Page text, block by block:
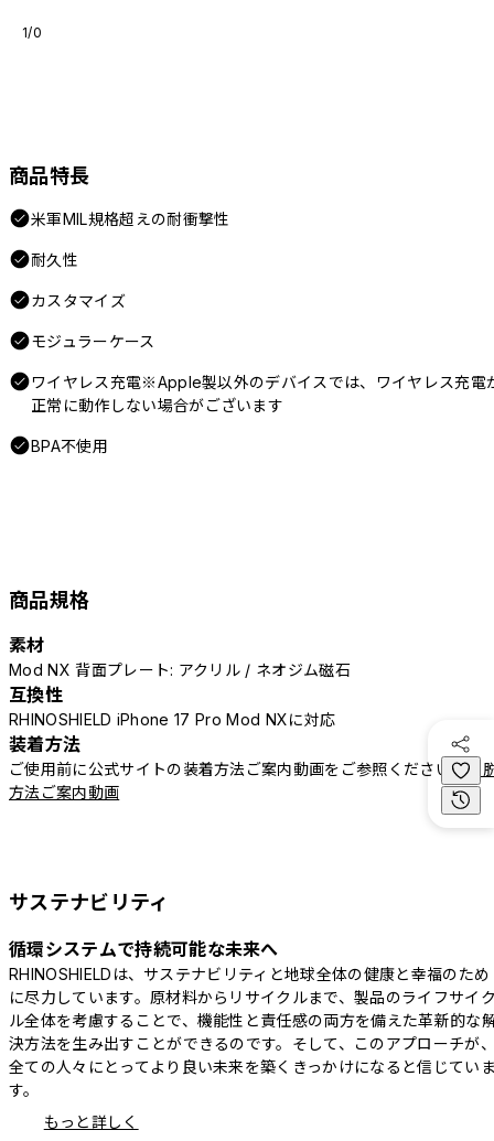
1/0
商品特長
米軍MIL規格超えの耐衝撃性
耐久性
カスタマイズ
モジュラーケース
ワイヤレス充電※Apple製以外のデバイスでは、ワイヤレス充電
正常に動作しない場合がございます
BPA不使用
商品規格
素材
Mod NX 背面プレート: アクリル / ネオジム磁石
互換性
RHINOSHIELD iPhone 17 Pro Mod NXに対応
装着方法
ご使用前に公式サイトの装着方法ご案内動画をご参照ください。着
方法ご案内動画
サステナビリティ
循環システムで持続可能な未来へ
RHINOSHIELDは、サステナビリティと地球全体の健康と幸福のため
に尽力しています。原材料からリサイクルまで、製品のライフサイ
ル全体を考慮することで、機能性と責任感の両方を備えた革新的な
決方法を生み出すことができるのです。そして、このアプローチが
全ての人々にとってより良い未来を築くきっかけになると信じてい
す。
もっと詳しく